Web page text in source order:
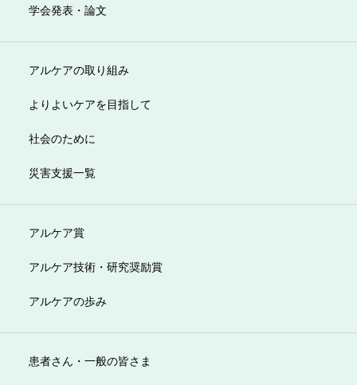
学会発表・論文
アルケアの取り組み
よりよいケアを目指して
社会のために
災害支援一覧
アルケア賞
アルケア技術・研究奨励賞
アルケアの歩み
患者さん・一般の皆さま